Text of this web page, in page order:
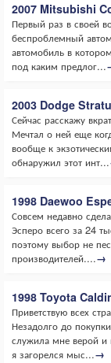
2007 Mitsubishi
Первый раз в своей
беспроблемный
автомобиль в
под каким предлог...
2003 Dodge
Сейчас расскажу
Мечтал о ней еще
вообще к
обнаружил этот инт...
1998 Daewoo
Совсем недавно
Эсперо всего за 24
поэтому выбор не
производителей....→
1998 Toyota
Приветствую всех
Незадолго до
служила мне верой
я загорелся мыс...→